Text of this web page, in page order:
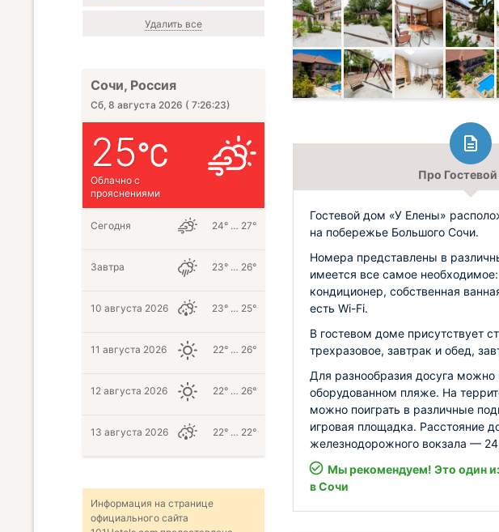
Про
Гостевой дом «У Елены»
на побережье Большого Сочи.
Номера представлены в
имеется все самое
кондиционер, собственная
есть Wi-Fi.
В гостевом доме присутствует
трехразовое, завтрак и обед,
Для разнообразия досуга можно
оборудованном пляже. На
можно поиграть в различные
игровая площадка. Расстояние
железнодорожного вокзала —
Мы рекомендуем! Это один
в Сочи
Удалить все
Сочи, Россия
Сб, 8 августа 2026 ( 7:26:24)
25
Облачно с
прояснениями
Сегодня 24° … 27°
Завтра 23° … 26°
10 августа 2026 23° … 25°
11 августа 2026 22° … 26°
12 августа 2026 22° … 26°
13 августа 2026 22° … 22°
Информация на странице
официального сайта